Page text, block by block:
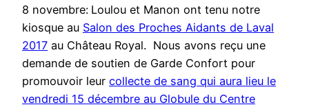
8 novembre: Loulou et Manon ont tenu notre
kiosque au Salon des Proches Aidants de Laval
2017 au Château Royal. Nous avons reçu une
demande de soutien de Garde Confort pour
promouvoir leur collecte de sang qui aura lieu le
vendredi 15 décembre au Globule du Centre